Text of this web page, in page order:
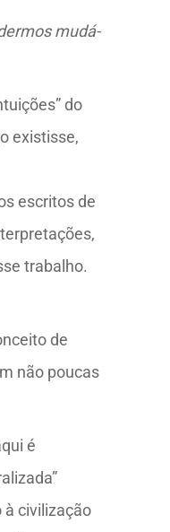
mudá-
do
existisse,
escritos de
trabalho.
de
não poucas
é
à civilização